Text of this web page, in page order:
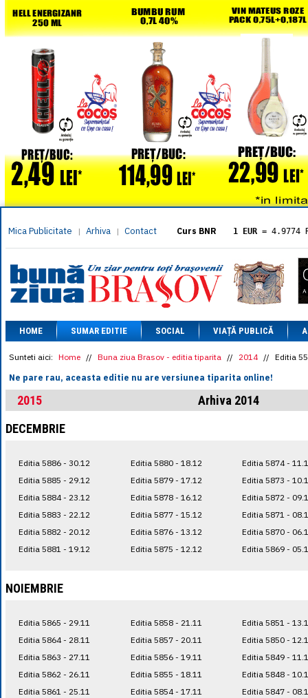
Mica Publicitate | Arhiva | Contact Curs BNR 1 EUR = 4.9774
= 5.8304
1 XAU= 464.4611
1 AED= 1.1933
1 AUD= 2.7957
1 BGN= 2.5449
1 CAD= 3.1559
1 CHF= 5.2813
1 CNY = 0.6015
1 DKK= 0.6668
1 EGP= 0.0860
1 HUF= 1.2223
1 MXN= 0.2227
1 NOK= 0.4191
1 RSD= 0.0425
1 RUB= 0.0530
1 TRY= 0.1141
HOME SUMAR EDITIE SOCIAL VIAȚĂ PUBLICĂ
Sunteti aici: Home // Buna ziua Brasov - editia tiparita // 2014 // Editia
Ne pare rau, aceasta editie nu are versiunea tiparita online!
2015
Arhiva 2014
DECEMBRIE
Editia 5886 - 30.12
Editia 5885 - 29.12
Editia 5884 - 23.12
Editia 5883 - 22.12
Editia 5882 - 20.12
Editia 5881 - 19.12
Editia 5880 - 18.12
Editia 5879 - 17.12
Editia 5878 - 16.12
Editia 5877 - 15.12
Editia 5876 - 13.12
Editia 5875 - 12.12
Editia 5874 -
Editia 5873 -
Editia 5872 -
Editia 5871 -
Editia 5870 -
Editia 5869 -
NOIEMBRIE
Editia 5865 - 29.11
Editia 5864 - 28.11
Editia 5863 - 27.11
Editia 5862 - 26.11
Editia 5861 - 25.11
Editia 5858 - 21.11
Editia 5857 - 20.11
Editia 5856 - 19.11
Editia 5855 - 18.11
Editia 5854 - 17.11
Editia 5851 -
Editia 5850 -
Editia 5849 -
Editia 5848 -
Editia 5847 -